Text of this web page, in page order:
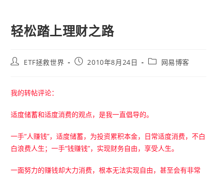
轻松踏上理财之路
PostETF拯救世界
Post2010年8月24日
Post网易博客
我的转帖评论：
适度储蓄和适度消费的观点，是我一直倡导的。
一手“人赚钱”，适度储蓄，为投资累积本金，日常适度消费，不白
白浪费人生；一手“钱赚钱”，实现财务自由，享受人生。
一面努力的赚钱却大力消费，根本无法实现自由，甚至会有非常